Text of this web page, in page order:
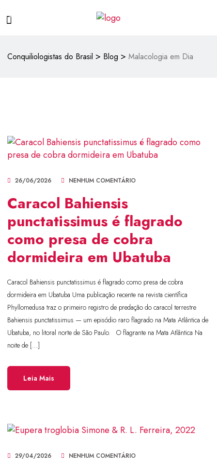
Conquiliologistas do Brasil > Blog > Malacologia em Dia
26/06/2026 NENHUM COMENTÁRIO
Caracol Bahiensis
punctatissimus é flagrado
como presa de cobra
dormideira em Ubatuba
Caracol Bahiensis punctatissimus é flagrado como presa de cobra
dormideira em Ubatuba Uma publicação recente na revista científica
Phyllomedusa traz o primeiro registro de predação do caracol terrestre
Bahiensis punctatissimus — um episódio raro flagrado na Mata Atlântica de
Ubatuba, no litoral norte de São Paulo. O flagrante na Mata Atlântica Na
noite de […]
Leia Mais
29/04/2026 NENHUM COMENTÁRIO